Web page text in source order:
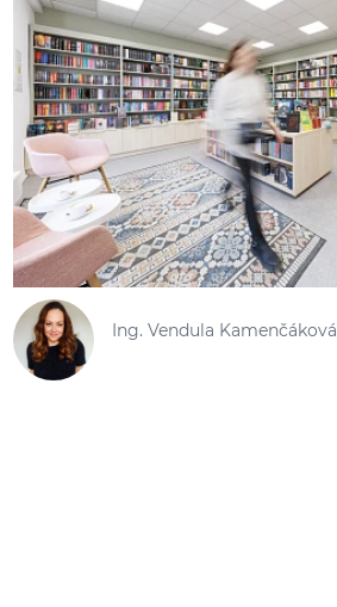
Ing. Vendula Kamenčáková